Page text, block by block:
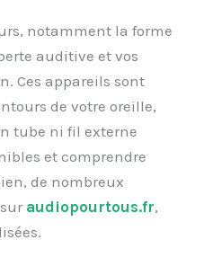
notamment la forme
auditive et vos
Ces appareils sont
de votre oreille,
tube ni fil externe
et comprendre
de nombreux
audiopourtous.fr,